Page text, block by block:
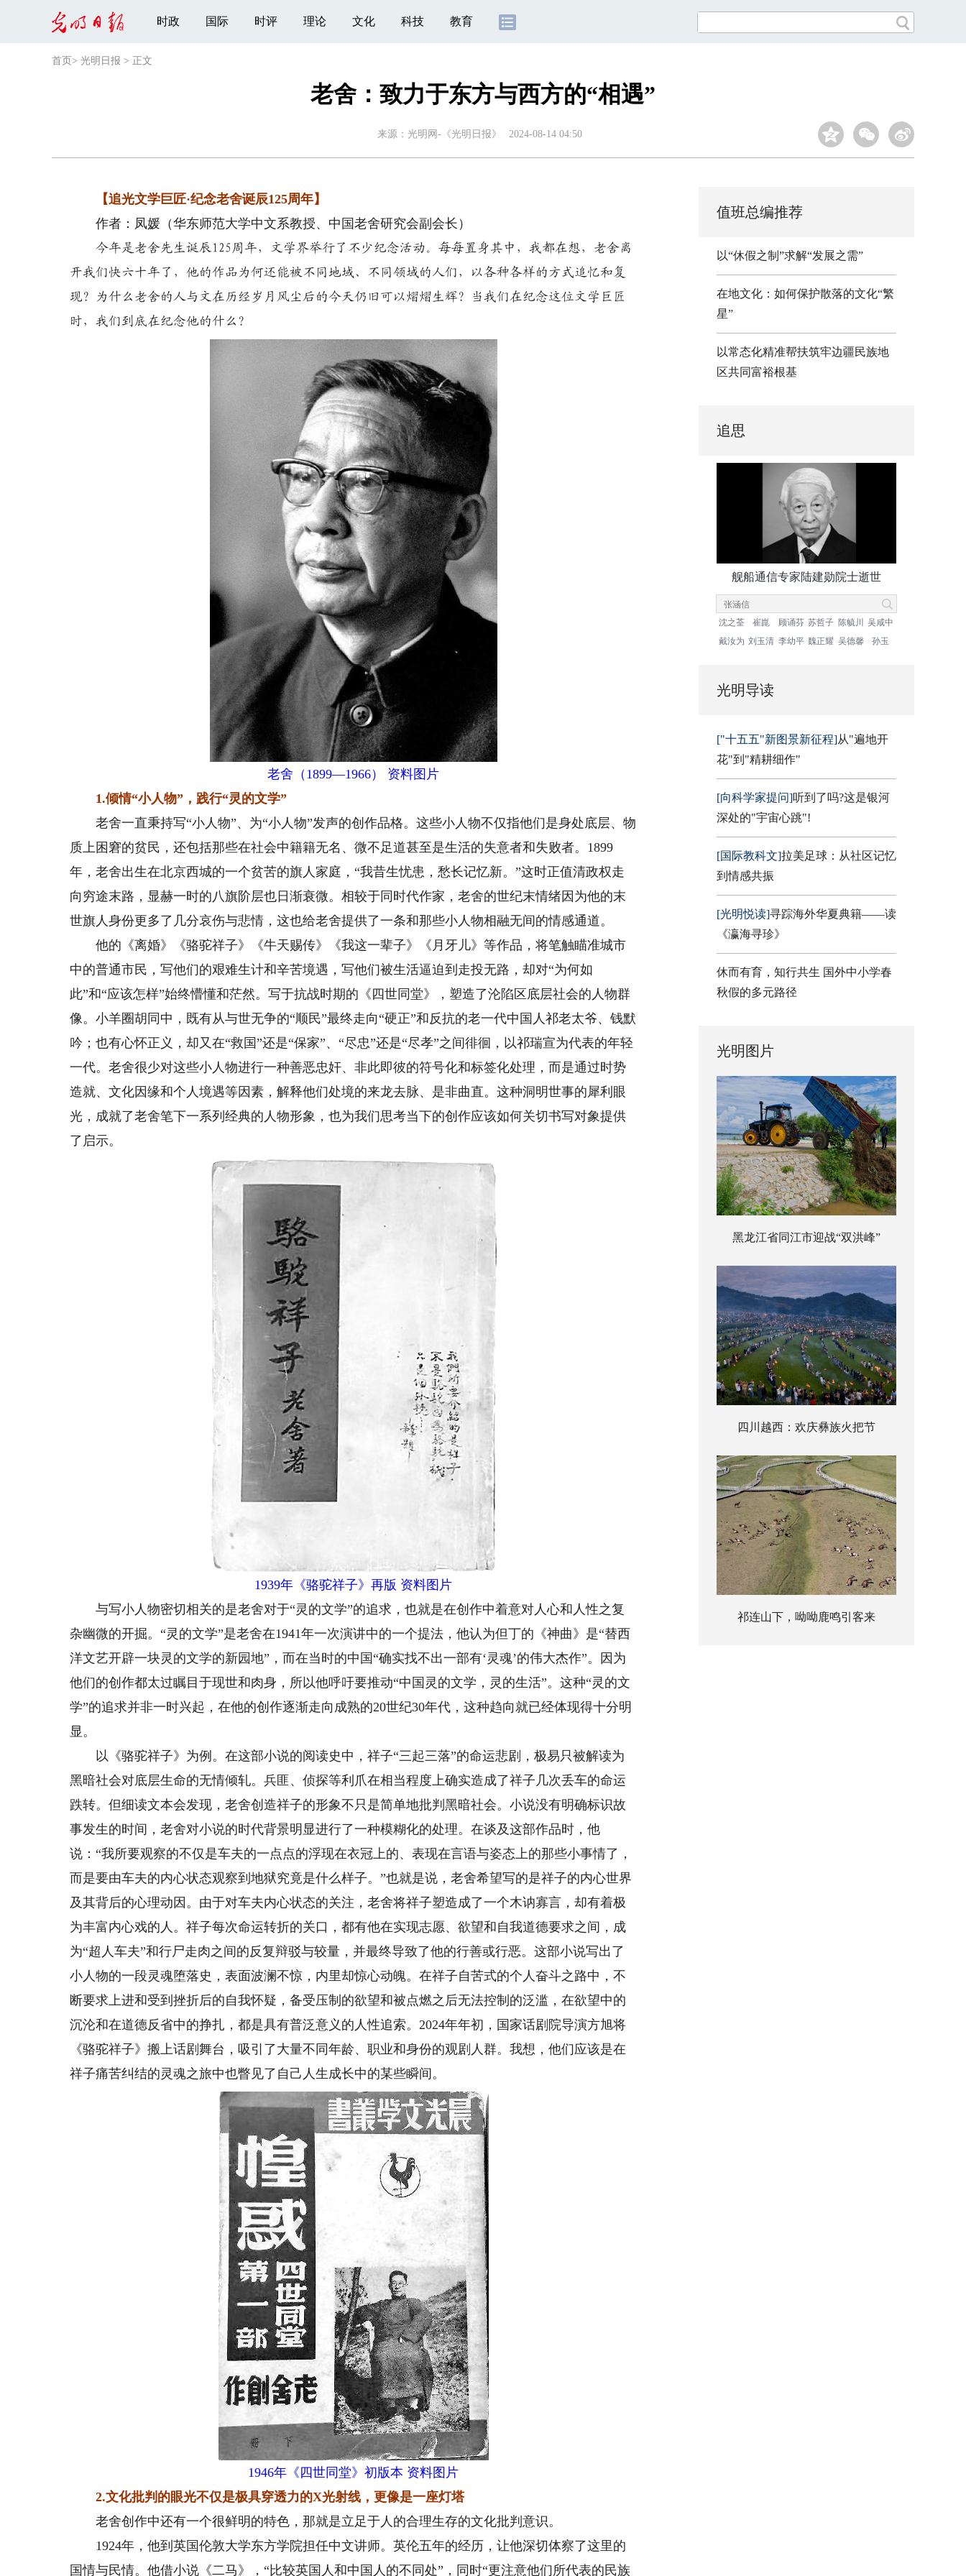
时政 国际 时评 理论 文化 科技 教育
首页 > 光明日报 > 正文
老舍：致力于东方与西方的“相遇”
来源： 光明网-《光明日报》 2024-08-14 04:50
【追光文学巨匠·纪念老舍诞辰125周年】
作者：凤媛（华东师范大学中文系教授、中国老舍研究会副会长）
今年是老舍先生诞辰125周年，文学界举行了不少纪念活动。每每置身其中，我都在想，老舍离
开我们快六十年了，他的作品为何还能被不同地域、不同领域的人们，以各种各样的方式追忆和复
现？为什么老舍的人与文在历经岁月风尘后的今天仍旧可以熠熠生辉？当我们在纪念这位文学巨匠
时，我们到底在纪念他的什么？
老舍（1899—1966） 资料图片
1.倾情“小人物”，践行“灵的文学”
老舍一直秉持写“小人物”、为“小人物”发声的创作品格。这些小人物不仅指他们是身处底层、物
质上困窘的贫民，还包括那些在社会中籍籍无名、微不足道甚至是生活的失意者和失败者。1899
年，老舍出生在北京西城的一个贫苦的旗人家庭，“我昔生忧患，愁长记忆新。”这时正值清政权走
向穷途末路，显赫一时的八旗阶层也日渐衰微。相较于同时代作家，老舍的世纪末情绪因为他的末
世旗人身份更多了几分哀伤与悲情，这也给老舍提供了一条和那些小人物相融无间的情感通道。
他的《离婚》《骆驼祥子》《牛天赐传》《我这一辈子》《月牙儿》等作品，将笔触瞄准城市
中的普通市民，写他们的艰难生计和辛苦境遇，写他们被生活逼迫到走投无路，却对“为何如
此”和“应该怎样”始终懵懂和茫然。写于抗战时期的《四世同堂》，塑造了沦陷区底层社会的人物群
像。小羊圈胡同中，既有从与世无争的“顺民”最终走向“硬正”和反抗的老一代中国人祁老太爷、钱默
吟；也有心怀正义，却又在“救国”还是“保家”、“尽忠”还是“尽孝”之间徘徊，以祁瑞宣为代表的年轻
一代。老舍很少对这些小人物进行一种善恶忠奸、非此即彼的符号化和标签化处理，而是通过时势
造就、文化因缘和个人境遇等因素，解释他们处境的来龙去脉、是非曲直。这种洞明世事的犀利眼
光，成就了老舍笔下一系列经典的人物形象，也为我们思考当下的创作应该如何关切书写对象提供
了启示。
1939年《骆驼祥子》再版 资料图片
与写小人物密切相关的是老舍对于“灵的文学”的追求，也就是在创作中着意对人心和人性之复
杂幽微的开掘。“灵的文学”是老舍在1941年一次演讲中的一个提法，他认为但丁的《神曲》是“替西
洋文艺开辟一块灵的文学的新园地”，而在当时的中国“确实找不出一部有‘灵魂’的伟大杰作”。因为
他们的创作都太过瞩目于现世和肉身，所以他呼吁要推动“中国灵的文学，灵的生活”。这种“灵的文
学”的追求并非一时兴起，在他的创作逐渐走向成熟的20世纪30年代，这种趋向就已经体现得十分明
显。
以《骆驼祥子》为例。在这部小说的阅读史中，祥子“三起三落”的命运悲剧，极易只被解读为
黑暗社会对底层生命的无情倾轧。兵匪、侦探等利爪在相当程度上确实造成了祥子几次丢车的命运
跌转。但细读文本会发现，老舍创造祥子的形象不只是简单地批判黑暗社会。小说没有明确标识故
事发生的时间，老舍对小说的时代背景明显进行了一种模糊化的处理。在谈及这部作品时，他
说：“我所要观察的不仅是车夫的一点点的浮现在衣冠上的、表现在言语与姿态上的那些小事情了，
而是要由车夫的内心状态观察到地狱究竟是什么样子。”也就是说，老舍希望写的是祥子的内心世界
及其背后的心理动因。由于对车夫内心状态的关注，老舍将祥子塑造成了一个木讷寡言，却有着极
为丰富内心戏的人。祥子每次命运转折的关口，都有他在实现志愿、欲望和自我道德要求之间，成
为“超人车夫”和行尸走肉之间的反复辩驳与较量，并最终导致了他的行善或行恶。这部小说写出了
小人物的一段灵魂堕落史，表面波澜不惊，内里却惊心动魄。在祥子自苦式的个人奋斗之路中，不
断要求上进和受到挫折后的自我怀疑，备受压制的欲望和被点燃之后无法控制的泛滥，在欲望中的
沉沦和在道德反省中的挣扎，都是具有普泛意义的人性追索。2024年年初，国家话剧院导演方旭将
《骆驼祥子》搬上话剧舞台，吸引了大量不同年龄、职业和身份的观剧人群。我想，他们应该是在
祥子痛苦纠结的灵魂之旅中也瞥见了自己人生成长中的某些瞬间。
1946年《四世同堂》初版本 资料图片
2.文化批判的眼光不仅是极具穿透力的X光射线，更像是一座灯塔
老舍创作中还有一个很鲜明的特色，那就是立足于人的合理生存的文化批判意识。
1924年，他到英国伦敦大学东方学院担任中文讲师。英伦五年的经历，让他深切体察了这里的
国情与民情。他借小说《二马》，“比较英国人和中国人的不同处”，同时“更注意他们所代表的民族
值班总编推荐
以“休假之制”求解“发展之需”
在地文化：如何保护散落的文化“繁
星”
以常态化精准帮扶筑牢边疆民族地
区共同富裕根基
追思
舰船通信专家陆建勋院士逝世
沈之荃 崔崑 顾诵芬 苏哲子 陈毓川
吴咸中
戴汝为 刘玉清 李幼平 魏正耀 吴德馨 孙玉
光明导读
["十五五"新图景新征程]从"遍地开
花"到"精耕细作"
[向科学家提问]听到了吗?这是银河
深处的"宇宙心跳"!
[国际教科文]拉美足球：从社区记忆
到情感共振
[光明悦读]寻踪海外华夏典籍——读
《瀛海寻珍》
休而有育，知行共生 国外中小学春
秋假的多元路径
光明图片
黑龙江省同江市迎战“双洪峰”
四川越西：欢庆彝族火把节
祁连山下，呦呦鹿鸣引客来